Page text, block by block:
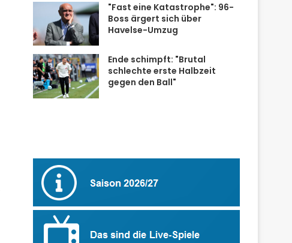
"Fast eine Katastrophe": 96-
Boss ärgert sich über
Havelse-Umzug
Ende schimpft: "Brutal
schlechte erste Halbzeit
gegen den Ball"